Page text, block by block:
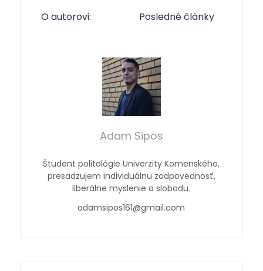
O autorovi: Posledné články
Adam Sipos
Študent politológie Univerzity Komenského,
presadzujem individuálnu zodpovednosť,
liberálne myslenie a slobodu.
adamsipos161@gmail.com